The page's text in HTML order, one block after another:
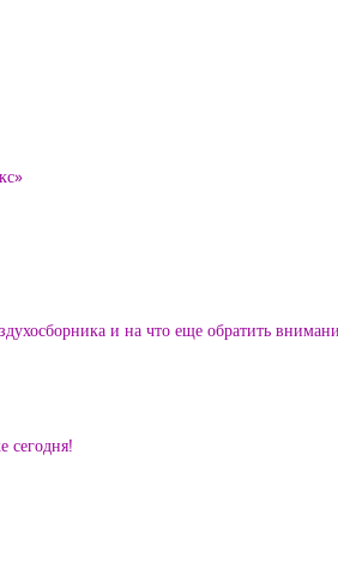
и на что еще обратить
сегодня!